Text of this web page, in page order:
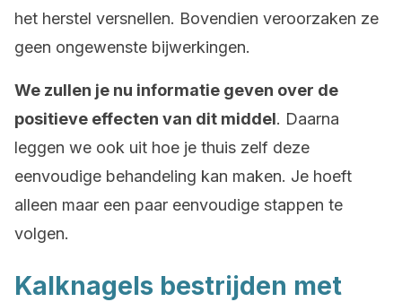
het herstel versnellen. Bovendien veroorzaken ze
geen ongewenste bijwerkingen.
We zullen je nu informatie geven over de
positieve effecten van dit middel. Daarna
leggen we ook uit hoe je thuis zelf deze
eenvoudige behandeling kan maken. Je hoeft
alleen maar een paar eenvoudige stappen te
volgen.
Kalknagels bestrijden met